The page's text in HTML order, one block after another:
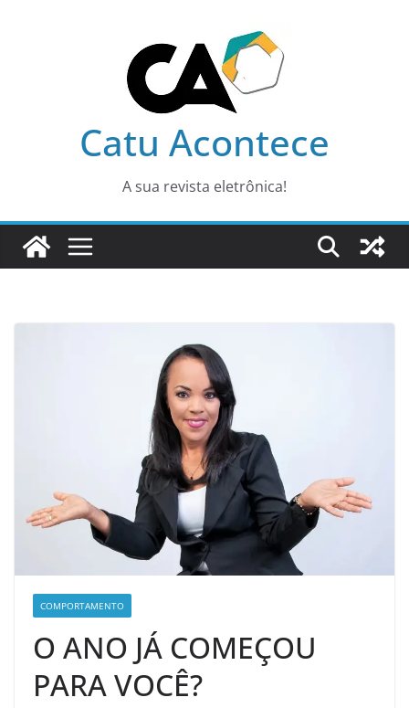
Catu Acontece
A sua revista eletrônica!
COMPORTAMENTO
O ANO JÁ COMEÇOU
PARA VOCÊ?